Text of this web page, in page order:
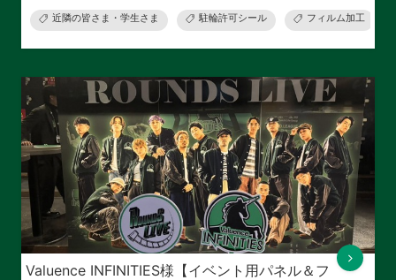
近隣の皆さま・学生さま 駐輪許可シール フィルム加工
Valuence INFINITIES様【イベント用パネル＆フ